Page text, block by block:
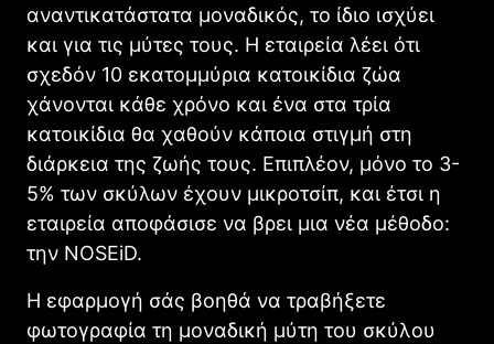
αναντικατάστατα μοναδικός, το ίδιο ισχύει
και για τις μύτες τους. Η εταιρεία λέει ότι
σχεδόν 10 εκατομμύρια κατοικίδια ζώα
χάνονται κάθε χρόνο και ένα στα τρία
κατοικίδια θα χαθούν κάποια στιγμή στη
διάρκεια της ζωής τους. Επιπλέον, μόνο το 3-
5% των σκύλων έχουν μικροτσίπ, και έτσι η
εταιρεία αποφάσισε να βρει μια νέα μέθοδο:
την NOSEiD.
Η εφαρμογή σάς βοηθά να τραβήξετε
φωτογραφία τη μοναδική μύτη του σκύλου